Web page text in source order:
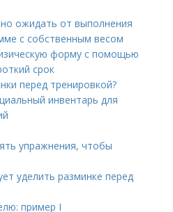
ожидать от выполнения
с собственным весом
форму с помощью
срок
перед тренировкой?
инвентарь для
упражнения, чтобы
уделить разминке перед
пример I